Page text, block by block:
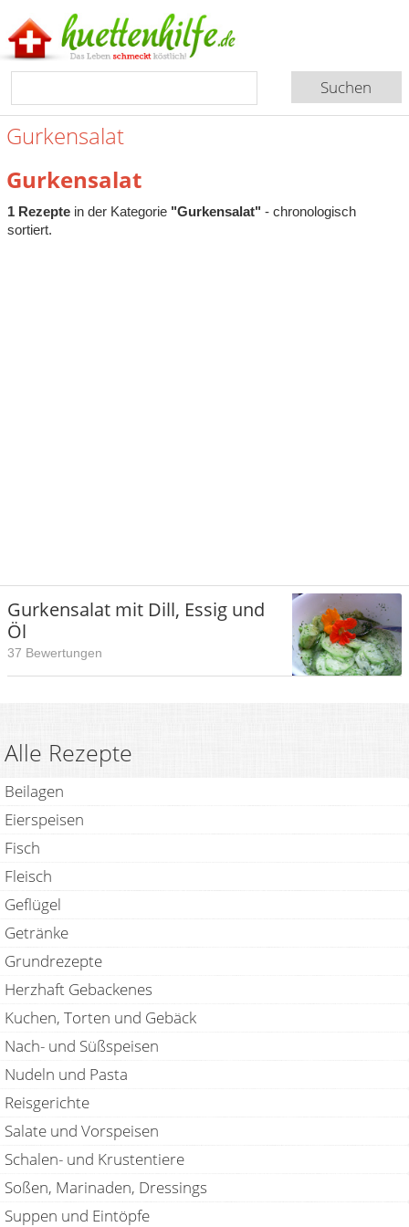
Gurkensalat
Gurkensalat
1 Rezeptein der Kategorie "Gurkensalat" - chronologisch
sortiert.
Gurkensalat mit Dill, Essig und
Öl
37 Bewertungen
Alle Rezepte
Beilagen
Eierspeisen
Fisch
Fleisch
Geflügel
Getränke
Grundrezepte
Herzhaft Gebackenes
Kuchen, Torten und Gebäck
Nach- und Süßspeisen
Nudeln und Pasta
Reisgerichte
Salate und Vorspeisen
Schalen- und Krustentiere
Soßen, Marinaden, Dressings
Suppen und Eintöpfe